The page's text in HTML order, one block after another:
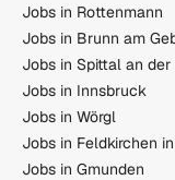
Jobs in Rottenmann
Jobs in Brunn am
Jobs in Spittal an der
Jobs in Innsbruck
Jobs in Wörgl
Jobs in Feldkirchen
Jobs in Gmunden